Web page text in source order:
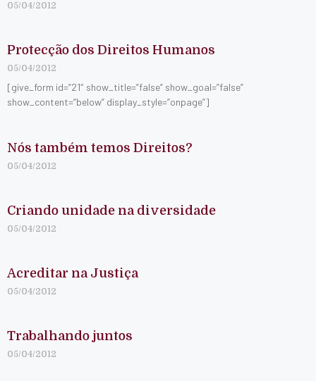
05/04/2012
Protecção dos Direitos Humanos
05/04/2012
[give_form id=”21″ show_title=”false” show_goal=”false”
show_content=”below” display_style=”onpage”]
Nós também temos Direitos?
05/04/2012
Criando unidade na diversidade
05/04/2012
Acreditar na Justiça
05/04/2012
Trabalhando juntos
05/04/2012